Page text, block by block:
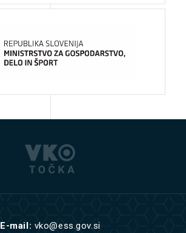
E-mail: vko@ess.gov.si